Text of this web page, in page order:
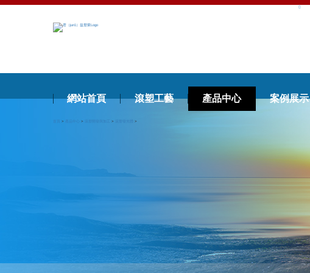
網站首頁 滾塑工藝 產品中心 案例展示
> > > >